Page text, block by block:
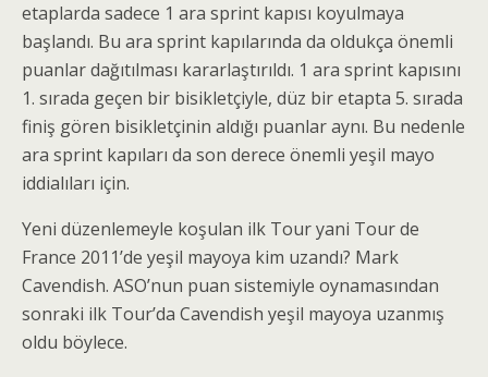
etaplarda sadece 1 ara sprint kapısı koyulmaya
başlandı. Bu ara sprint kapılarında da oldukça önemli
puanlar dağıtılması kararlaştırıldı. 1 ara sprint kapısını
1. sırada geçen bir bisikletçiyle, düz bir etapta 5. sırada
finiş gören bisikletçinin aldığı puanlar aynı. Bu nedenle
ara sprint kapıları da son derece önemli yeşil mayo
iddialıları için.
Yeni düzenlemeyle koşulan ilk Tour yani Tour de
France 2011’de yeşil mayoya kim uzandı? Mark
Cavendish. ASO’nun puan sistemiyle oynamasından
sonraki ilk Tour’da Cavendish yeşil mayoya uzanmış
oldu böylece.